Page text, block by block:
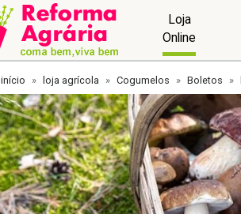
Loja
Online
início loja agrícola Cogumelos Boletos